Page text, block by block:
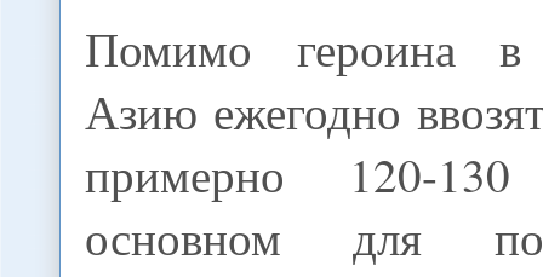
Помимо героина в
Азию ежегодно
примерно 120-
основном для